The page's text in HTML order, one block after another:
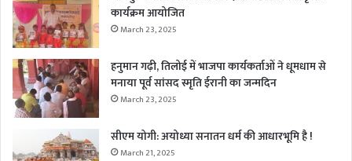
कार्यक्रम आयोजित
March 23, 2025
हनुमान गढ़ी, तिलोई में भाजपा कार्यकर्ताओं ने धूमधाम से
मनाया पूर्व सांसद स्मृति ईरानी का जन्मदिन
March 23, 2025
सीएम योगी: अयोध्या सनातन धर्म की आधारभूमि है !
March 21, 2025